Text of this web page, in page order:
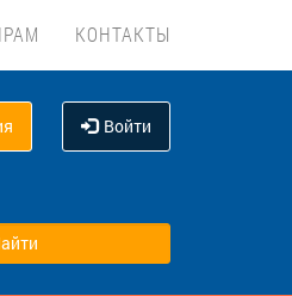
КОНТАКТЫ
Войти